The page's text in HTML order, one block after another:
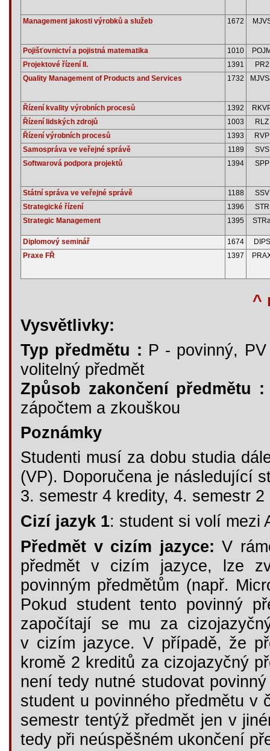
Management jakosti výrobků a služeb 1672
Pojišťovnictví a pojistná matematika 1010
Projektové řízení II.
1391
PR2
Quality Management of Products and Services
1732
Řízení kvality výrobních procesů 1392
Řízení lidských zdrojů
1003
RLZ
Řízení výrobních procesů
1393
RVP
Samospráva ve veřejné správě
1189
SVS
Softwarová podpora projektů
1394 SPP
Státní správa ve veřejné správě 1188
SSV
Strategické řízení
1396
STR
Strategic Management
1395
Diplomový seminář 1674
DIPS
Praxe FŘ
1397
^
Vysvětlivky:
Typ předmětu : P - povinný,
volitelný předmět
Způsob zakončení předmětu :
zápočtem a zkouškou
Poznámky
Studenti musí za dobu studia
(VP). Doporučena je následující
3. semestr 4 kredity, 4. semestr
Cizí jazyk 1: student si volí mezi
Předmět v cizím jazyce: V
předmět v cizím jazyce, lze
povinným předmětům (např.
Pokud student tento povinný
započítají se mu za
v cizím jazyce. V případě, že
kromě 2 kreditů za cizojazyčný
není tedy nutné studovat
student u povinného předmětu v
semestr tentýž předmět jen v
tedy při neúspěšném ukončení